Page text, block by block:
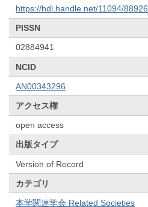
https://hdl.handle.net/11094/88926
PISSN
02884941
NCID
AN00343296
アクセス権
open access
出版タイプ
Version of Record
カテゴリ
本学関連学会 Related Societies